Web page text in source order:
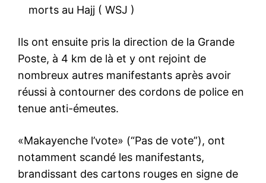
morts au Hajj ( WSJ )
Ils ont ensuite pris la direction de la Grande
Poste, à 4 km de là et y ont rejoint de
nombreux autres manifestants après avoir
réussi à contourner des cordons de police en
tenue anti-émeutes.
«Makayenche l’vote» (“Pas de vote”), ont
notamment scandé les manifestants,
brandissant des cartons rouges en signe de